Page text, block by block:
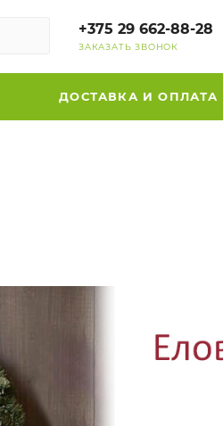
+375 29 662-88-28
ЗАКАЗАТЬ ЗВОНОК
ДОСТАВКА И ОПЛАТА